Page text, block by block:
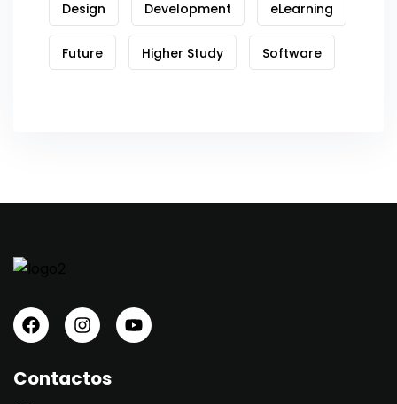
Design Development eLearning
Future Higher Study Software
Contactos